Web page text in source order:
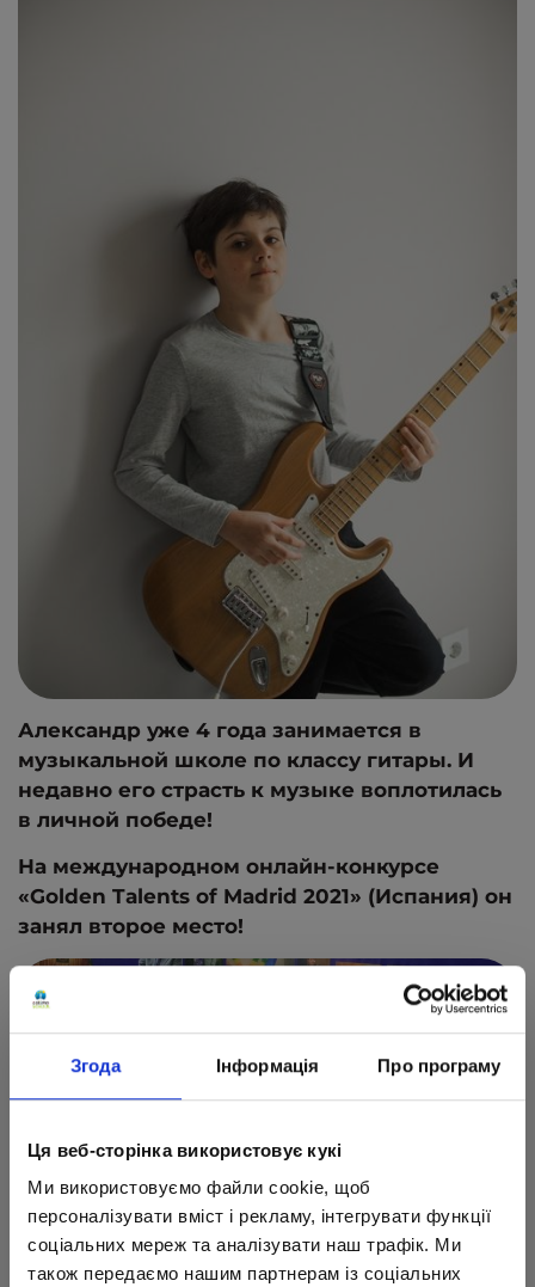
Згода Інформація Про програму
Ця веб-сторінка використовує кукі
Ми використовуємо файли cookie, щоб
персоналізувати вміст і рекламу, інтегрувати функції
соціальних мереж та аналізувати наш трафік. Ми
також передаємо нашим партнерам із соціальних
Александр уже 4 года занимается в
музыкальной школе по классу гитары. И
недавно его страсть к музыке воплотилась
в личной победе!
На международном онлайн-конкурсе
«Golden Talents of Madrid 2021» (Испания) он
занял второе место!